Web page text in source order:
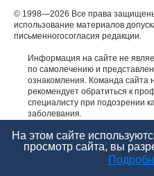
Информация на сайте не
по самолечению и
ознакомления. Команда сайта
специалисту при подозрении
заболевания.
ИМЕЮТСЯ
КОНСУЛЬТАЦИЯ
На этом сайте
просмотр сайта, вы